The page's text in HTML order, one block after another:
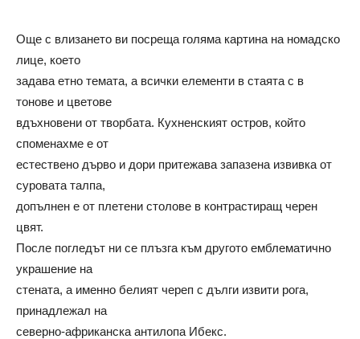
Още с влизането ви посреща голяма картина на номадско
лице, което
задава етно темата, а всички елементи в стаята с в
тонове и цветове
вдъхновени от творбата. Кухненският остров, който
споменахме е от
естествено дърво и дори притежава запазена извивка от
суровата талпа,
допълнен е от плетени столове в контрастиращ черен
цвят.
После погледът ни се плъзга към другото емблематично
украшение на
стената, а именно белият череп с дълги извити рога,
принадлежал на
северно-африканска антилопа Ибекс.